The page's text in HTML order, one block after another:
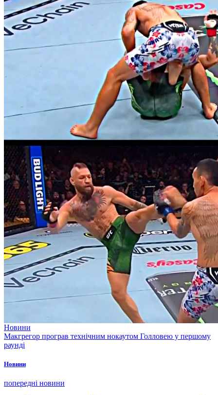
Новини
Макгрегор програв технічним нокаутом Голловею у першому
раунді
Новини
попередні новини